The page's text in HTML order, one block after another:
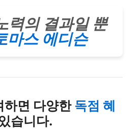
력의 결과일 뿐
마스 에디슨
하면 다양한 독점 혜
습니다.